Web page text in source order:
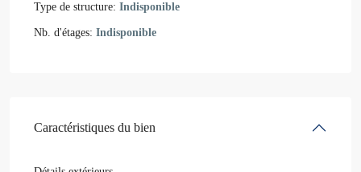
Type de structure: Indisponible
Nb. d'étages: Indisponible
Caractéristiques du bien